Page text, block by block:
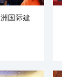
国际建